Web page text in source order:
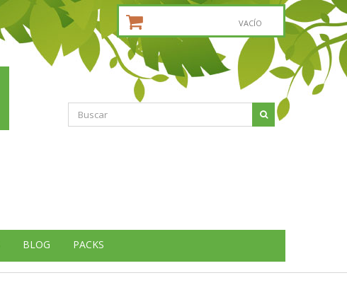
VACÍO
BLOG PACKS